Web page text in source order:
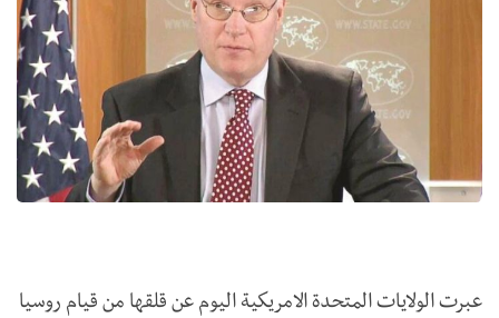
عبرت الولايات المتحدة الامريكية اليوم عن قلقها من قيام روسيا